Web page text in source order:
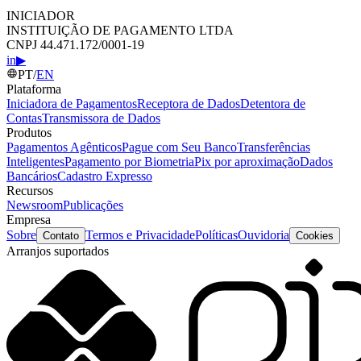
INICIADOR
INSTITUIÇÃO DE PAGAMENTO LTDA
CNPJ 44.471.172/0001-19
in▶
PT/EN
Plataforma
Iniciadora de PagamentosReceptora de DadosDetentora de
ContasTransmissora de Dados
Produtos
Pagamentos AgênticosPague com Seu BancoTransferências
InteligentesPagamento por BiometriaPix por aproximaçãoDados
BancáriosCadastro Expresso
Recursos
NewsroomPublicações
Empresa
Sobre Contato Termos e PrivacidadePolíticasOuvidoria Cookies
Arranjos suportados